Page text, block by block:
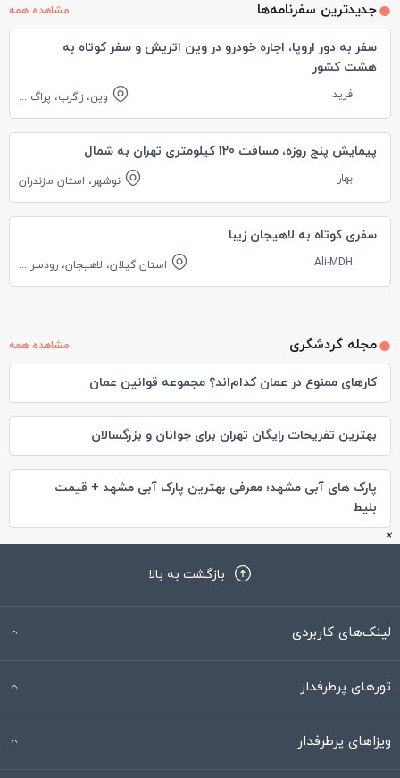
جدیدترین سفرنامه‌ها مشاهده همه
سفر به دور اروپا، اجاره خودرو در وین اتریش و سفر کوتاه به
هشت کشور
فرید وین، زاگرب، پراگ ...
پیمایش پنج روزه، مسافت 120 کیلومتری تهران به شمال
بهار نوشهر، استان مازندران
سفری کوتاه به لاهیجان زیبا
Ali-MDH استان گیلان، لاهیجان، رودسر ...
مجله گردشگری مشاهده همه
کارهای ممنوع در عمان کدام‌اند؟ مجموعه قوانین عمان
بهترین تفریحات رایگان تهران برای جوانان و بزرگسالان
پارک های آبی مشهد؛ معرفی بهترین پارک آبی مشهد + قیمت
بلیط
×
بازگشت به بالا
لینک‌های کاربردی
تورهای پرطرفدار
ویزاهای پرطرفدار